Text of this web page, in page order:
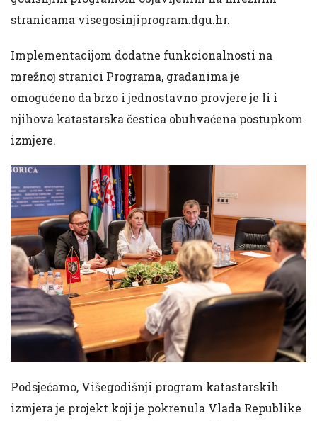
stranicama visegosinjiprogram.dgu.hr.
Implementacijom dodatne funkcionalnosti na
mrežnoj stranici Programa, građanima je
omogućeno da brzo i jednostavno provjere je li i
njihova katastarska čestica obuhvaćena postupkom
izmjere.
Podsjećamo, Višegodišnji program katastarskih
izmjera je projekt koji je pokrenula Vlada Republike